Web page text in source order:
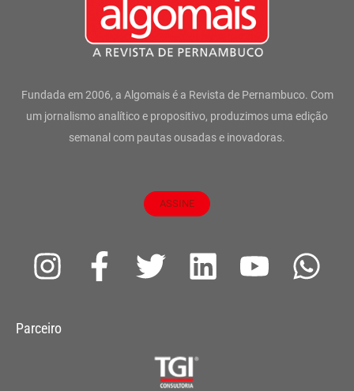
Fundada em 2006, a Algomais é a Revista de Pernambuco. Com
um jornalismo analítico e propositivo, produzimos uma edição
semanal com pautas ousadas e inovadoras.
ASSINE
I
s
F
a
T
t
L
Y
W
Parceiro